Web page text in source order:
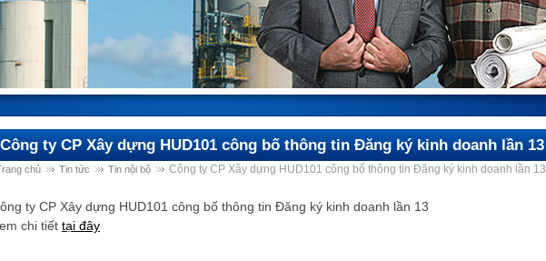
Công ty CP Xây dựng HUD101 công bố thông tin Đăng ký kinh doanh lần 13
chủ Tin tức Tin nội bộ Công ty CP Xây dựng HUD101 công bố thông tin Đăng ký kinh doanh lần 13
ty CP Xây dựng HUD101 công bố thông tin Đăng ký kinh doanh lần 13
chi tiết tại đây